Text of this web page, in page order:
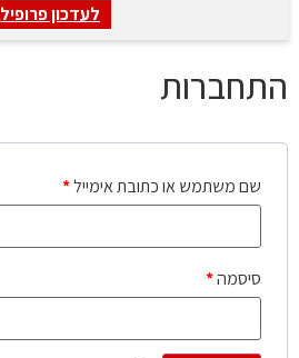
לעדכון פרופיל
התחברות
שם משתמש או כתובת אימייל*
סיסמה*